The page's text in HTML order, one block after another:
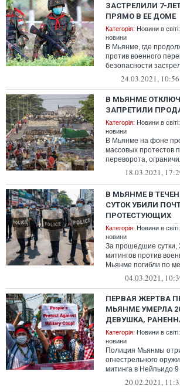
ЗАСТРЕЛИЛИ 7-
ПРЯМО В ЕЕ ДОМЕ
Категорія: Новини в
новини
В Мьянме, где
против военного
безопасности
девочку прямо в ее
24.03.2021, 10:56
В МЬЯНМЕ
ЗАПРЕТИЛИ
Категорія: Новини в
новини
В Мьянме на фоне
массовых протестов
переворота,
некоторых городах,
демонстранты ис...
18.03.2021,
В МЬЯНМЕ В
СУТОК УБИЛИ
ПРОТЕСТУЮЩИХ
Категорія: Новини в
новини
За прошедшие сутки,
митингов против
Мьянме погибли по
протестующих
04.03.2021,
ПЕРВАЯ ЖЕРТВА
МЬЯНМЕ УМЕРЛА
ДЕВУШКА,
Категорія: Новини в
новини
Полиция Мьянмы
огнестрельного
митинга в Нейпьидо
врачи сообщили, что
20.02.2021,